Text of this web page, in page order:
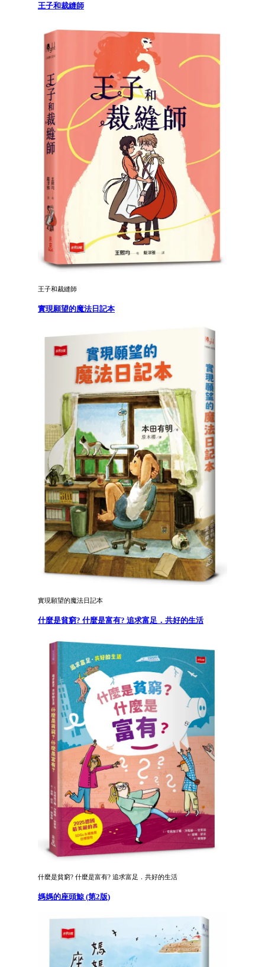
王子和裁縫師
王子和裁縫師
實現願望的魔法日記本
實現願望的魔法日記本
什麼是貧窮? 什麼是富有? 追求富足．共好的生活
什麼是貧窮? 什麼是富有? 追求富足．共好的生活
媽媽的座頭鯨 (第2版)